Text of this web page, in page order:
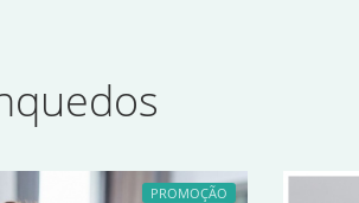
PROMOÇÃO